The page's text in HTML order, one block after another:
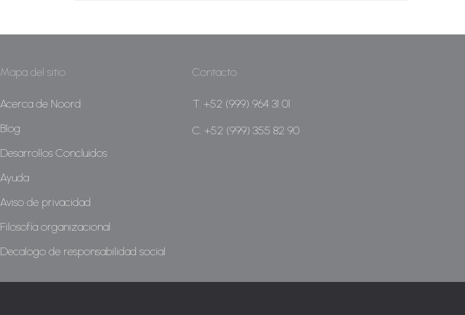
Mapa del sitio
Acerca de Noord
Blog
Desarrollos Concluidos
Ayuda
Aviso de privacidad
Filosofía organizacional
Decalogo de responsabilidad social
Contacto
T. +52 (999) 964 31 01
C. +52 (999) 355 82 90